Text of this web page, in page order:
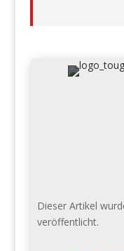
Dieser Artikel
veröffentlicht.